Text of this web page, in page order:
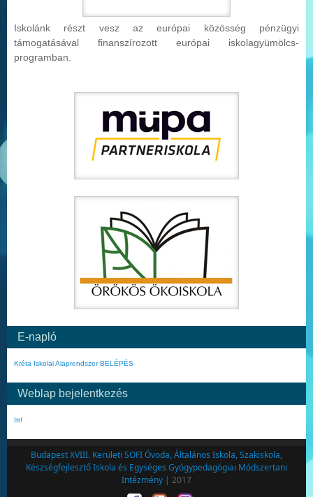
Iskolánk részt vesz az európai közösség pénzügyi
támogatásával finanszírozott európai iskolagyümölcs-
programban.
E-napló
Kréta Iskolai Alaprendszer BELÉPÉS
Weblap bejelentkezés
Itt!
Budapest XVIII. Kerületi SOFI Óvoda, Általános Iskola, Szakiskola,
Készségfejlesztő Iskola és Egységes Gyógypedagógiai Módszertani
Intézmény | 2017